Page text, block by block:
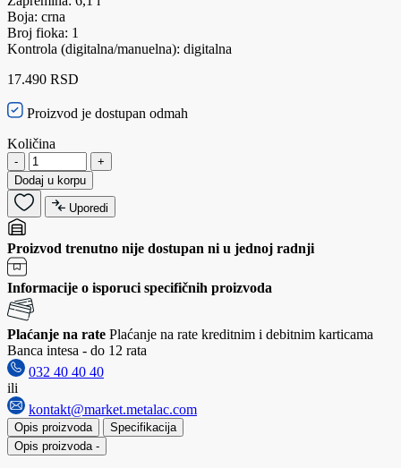
Boja: crna
Broj fioka: 1
Kontrola (digitalna/manuelna): digitalna
17.490 RSD
Proizvod je dostupan odmah
Količina
-
+
Dodaj u korpu
Uporedi
Proizvod trenutno nije dostupan ni u jednoj radnji
Informacije o isporuci specifičnih proizvoda
Plaćanje na rate Plaćanje na rate kreditnim i debitnim karticama
Banca intesa - do 12 rata
032 40 40 40
ili
kontakt@market.metalac.com
Opis proizvoda
Specifikacija
Opis proizvoda -